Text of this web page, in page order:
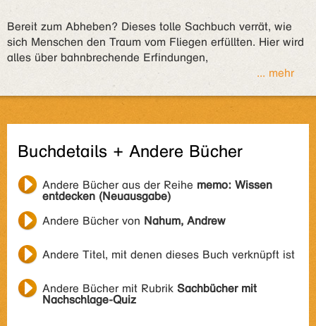
Bereit zum Abheben? Dieses tolle Sachbuch verrät, wie
sich Menschen den Traum vom Fliegen erfüllten. Hier wird
alles über bahnbrechende Erfindungen,
... mehr
Buchdetails + Andere Bücher
Andere Bücher aus der Reihe memo: Wissen
entdecken (Neuausgabe)
Andere Bücher von Nahum, Andrew
Andere Titel, mit denen dieses Buch verknüpft ist
Andere Bücher mit Rubrik Sachbücher mit
Nachschlage-Quiz